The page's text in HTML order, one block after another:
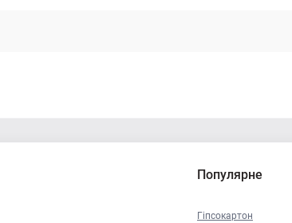
Популярне
Гіпсокартон